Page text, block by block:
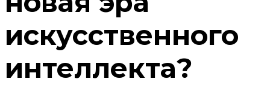
искусственного
интеллекта?